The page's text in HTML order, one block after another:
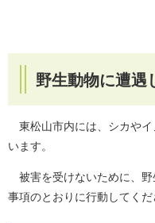
野生動物に遭遇
東松山市内には、シカやイ
います。
被害を受けないために、野
事項のとおりに行動してくだ